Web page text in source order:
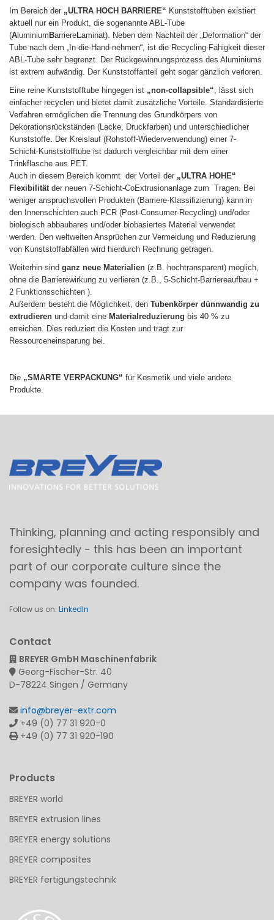
Im Bereich der „ULTRA HOCH BARRIERE“ Kunststofftuben existiert
aktuell nur ein Produkt, die sogenannte ABL-Tube
(A luminium BarriereLaminat). Neben dem Nachteil der „Deformation“ der
Tube nach dem „In-die-Hand-nehmen“, ist die Recycling-Fähigkeit dieser
ABL-Tube sehr begrenzt. Der Rückgewinnungsprozess des Aluminiums
ist extrem aufwändig. Der Kunststoffanteil geht sogar gänzlich verloren.
Eine reine Kunststofftube hingegen ist „non-collapsible“, lässt sich
einfacher recyclen und bietet damit zusätzliche Vorteile. Standardisierte
Verfahren ermöglichen die Trennung des Grundkörpers von
Dekorationsrückständen (Lacke, Druckfarben) und unterschiedlicher
Kunststoffe. Der Kreislauf (Rohstoff-Wiederverwendung) einer 7-
Schicht-Kunststofftube ist dadurch vergleichbar mit dem einer
Trinkflasche aus PET.
Auch in diesem Bereich kommt der Vorteil der „ULTRA HOHE“
Flexibilitätder neuen 7-Schicht-CoExtrusionanlage zum Tragen. Bei
weniger anspruchsvollen Produkten (Barriere-Klassifizierung) kann in
den Innenschichten auch PCR (Post-Consumer-Recycling) und/oder
biologisch abbaubares und/oder biobasiertes Material verwendet
werden. Den weltweiten Ansprüchen zur Vermeidung und Reduzierung
von Kunststoffabfällen wird hierdurch Rechnung getragen.
Weiterhin sind ganz neue Materialien (z.B. hochtransparent) möglich,
ohne die Barrierewirkung zu verlieren (z.B., 5-Schicht-Barriereaufbau +
2 Funktionsschichten ).
Außerdem besteht die Möglichkeit, den Tubenkörper dünnwandig zu
extrudieren und damit eine Materialreduzierung bis 40 % zu
erreichen. Dies reduziert die Kosten und trägt zur
Ressourceneinsparung bei.
Die „SMARTE VERPACKUNG“ für Kosmetik und viele andere
Produkte.
Thinking, planning and acting responsibly and
foresightedly - this has been an important
part of our corporate culture since the
company was founded.
Follow us on: LinkedIn
Contact
BREYER GmbH Maschinenfabrik
Georg-Fischer-Str. 40
D-78224 Singen / Germany
info@breyer-extr.com
+49 (0) 77 31 920-0
+49 (0) 77 31 920-190
Products
BREYER world
BREYER extrusion lines
BREYER energy solutions
BREYER composites
BREYER fertigungstechnik